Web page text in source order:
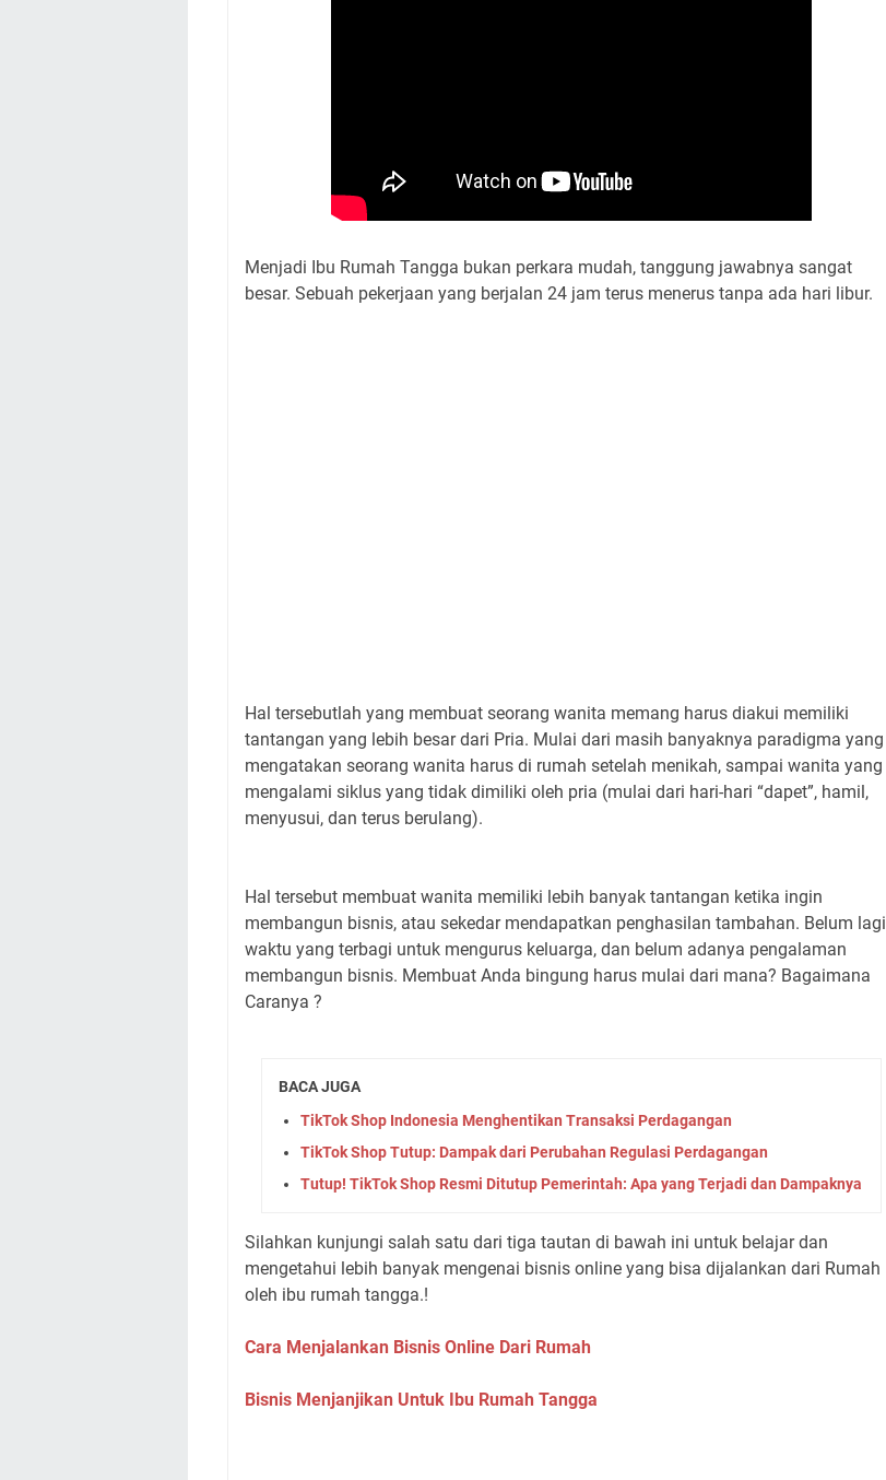
Menjadi Ibu Rumah Tangga bukan perkara mudah, tanggung jawabnya sangat
besar. Sebuah pekerjaan yang berjalan 24 jam terus menerus tanpa ada hari libur.
Hal tersebutlah yang membuat seorang wanita memang harus diakui memiliki
tantangan yang lebih besar dari Pria. Mulai dari masih banyaknya paradigma yang
mengatakan seorang wanita harus di rumah setelah menikah, sampai wanita yang
mengalami siklus yang tidak dimiliki oleh pria (mulai dari hari-hari “dapet”, hamil,
menyusui, dan terus berulang).
Hal tersebut membuat wanita memiliki lebih banyak tantangan ketika ingin
membangun bisnis, atau sekedar mendapatkan penghasilan tambahan. Belum lagi
waktu yang terbagi untuk mengurus keluarga, dan belum adanya pengalaman
membangun bisnis. Membuat Anda bingung harus mulai dari mana? Bagaimana
Caranya ?
BACA JUGA
TikTok Shop Indonesia Menghentikan Transaksi Perdagangan
TikTok Shop Tutup: Dampak dari Perubahan Regulasi Perdagangan
Tutup! TikTok Shop Resmi Ditutup Pemerintah: Apa yang Terjadi dan Dampaknya
Silahkan kunjungi salah satu dari tiga tautan di bawah ini untuk belajar dan
mengetahui lebih banyak mengenai bisnis online yang bisa dijalankan dari Rumah
oleh ibu rumah tangga.!
Cara Menjalankan Bisnis Online Dari Rumah
Bisnis Menjanjikan Untuk Ibu Rumah Tangga